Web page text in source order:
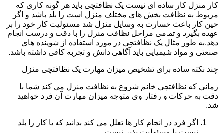
کار منزل کار ساده ای نیست یک نظافتچی باید هر گونه کاری که
مربوط به نظافت بخش های مختلف منزل است را بلد باشد و اگر
حین کار باعث خسارت به وسایل منزل شد مسئولیت کار خود را بر
عهده بگیرد و تمامی مراحل نظافت منزل را با دقت و درست انجام
دهد.به طور مثال یک نظافتچی در مورد استفاده از شوینده های
صنعتی و مواد شیمیایی باید آگاهی دانش و تجربه کافی داشته باشد.
چند نکته ساده برای تشخیص میزان مهارت یک نظافتچی منزل
زمانی که نظافتچی خانم شروع به نظافت منزل می کند شما با
دقت به حرکات و رفتار وی متوجه میزان مهارت آن فرد خواهید
شد.
اگر فرد در انجام کار ها تعلل می کند بدانید که یا کار را بلد